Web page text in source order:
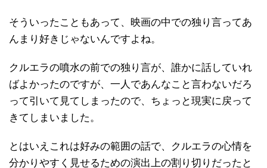
そういったこともあって、映画の中での独り言ってあ
んまり好きじゃないんですよね。
クルエラの噴水の前での独り言が、誰かに話していれ
ばよかったのですが、一人であんなこと言わないだろ
って引いて見てしまったので、ちょっと現実に戻って
きてしまいました。
とはいえこれは好みの範囲の話で、クルエラの心情を
分かりやすく見せるための演出上の割り切りだったと